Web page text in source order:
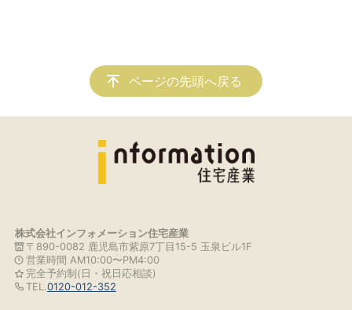
ページの先頭へ戻る
株式会社インフォメーション住宅産業
〒890-0082 鹿児島市紫原7丁目15-5 玉泉ビル1F
営業時間 AM10:00〜PM4:00
完全予約制(日・祝日応相談)
TEL.0120-012-352